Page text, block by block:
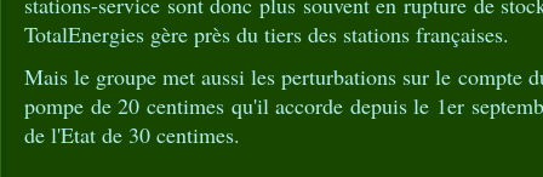
TotalEnergies gère près du tiers des stations françaises.
Mais le groupe met aussi les perturbations sur le compte
pompe de 20 centimes qu'il accorde depuis le 1er
de l'Etat de 30 centimes.